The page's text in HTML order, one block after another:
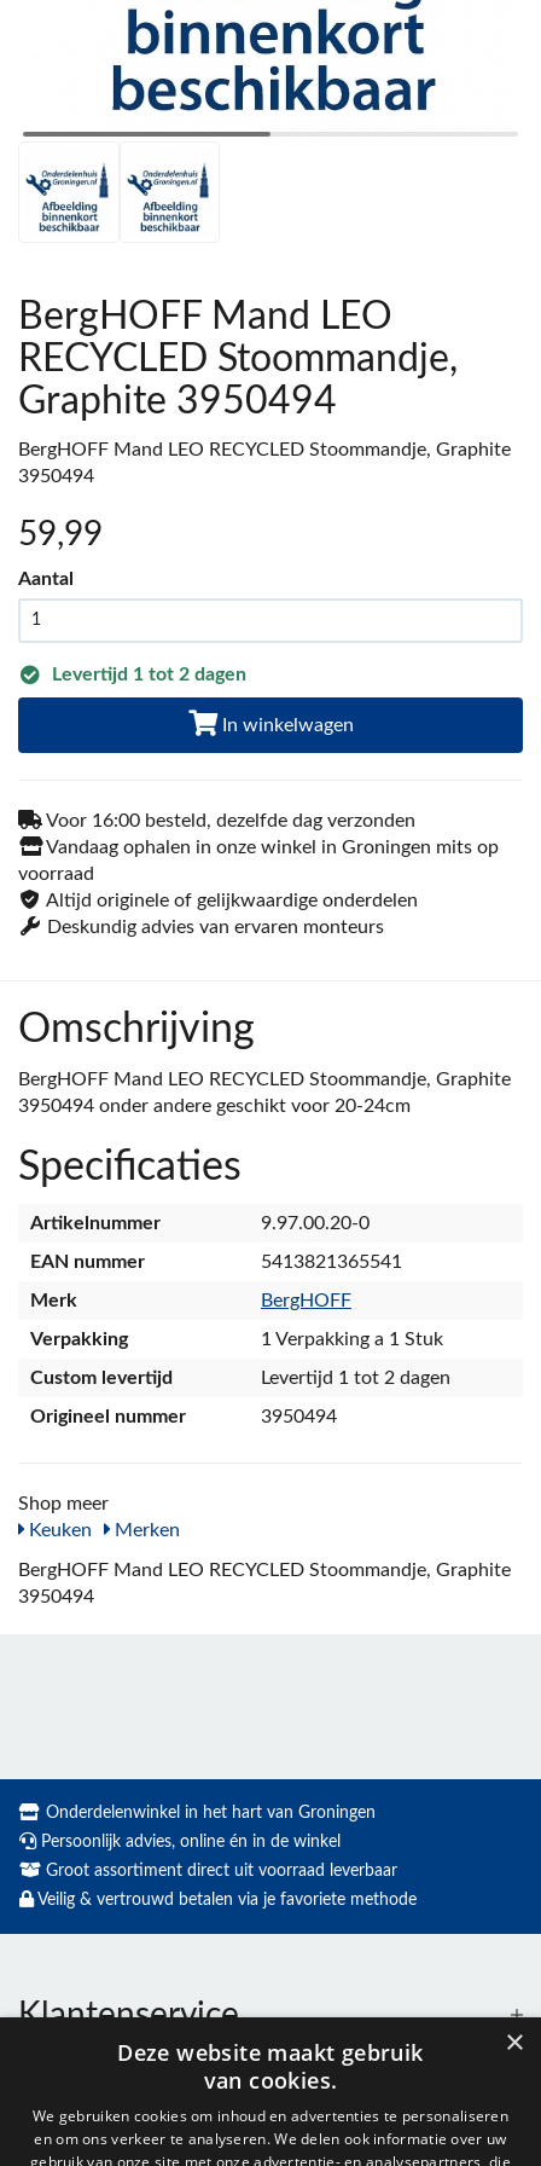
BergHOFF Mand LEO
RECYCLED Stoommandje,
Graphite 3950494
BergHOFF Mand LEO RECYCLED Stoommandje, Graphite
3950494
59,99
Aantal
Levertijd 1 tot 2 dagen
In winkelwagen
Voor 16:00 besteld, dezelfde dag verzonden
Vandaag ophalen in onze winkel in Groningen mits op
voorraad
Altijd originele of gelijkwaardige onderdelen
Deskundig advies van ervaren monteurs
Omschrijving
BergHOFF Mand LEO RECYCLED Stoommandje, Graphite
3950494 onder andere geschikt voor 20-24cm
Specificaties
Artikelnummer
9.97.00.20-0
EAN nummer
5413821365541
Merk
BergHOFF
Verpakking
1 Verpakking a 1 Stuk
Custom levertijd
Levertijd 1 tot 2 dagen
Origineel nummer
3950494
Shop meer
Keuken
Merken
BergHOFF Mand LEO RECYCLED Stoommandje, Graphite
3950494
Onderdelenwinkel in het hart van Groningen
Persoonlijk advies, online én in de winkel
Groot assortiment direct uit voorraad leverbaar
Veilig & vertrouwd betalen via je favoriete methode
Klantenservice
×
Deze website maakt gebruik
van cookies.
We gebruiken cookies om inhoud en advertenties te personaliseren
en om ons verkeer te analyseren. We delen ook informatie over uw
gebruik van onze site met onze advertentie- en analysepartners, die